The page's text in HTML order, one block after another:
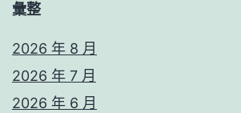
彙整
2026 年 8 月
2026 年 7 月
2026 年 6 月